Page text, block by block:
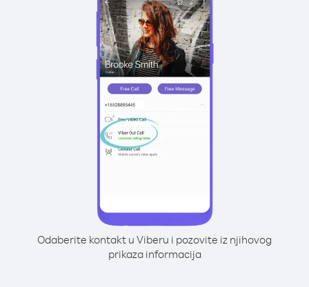
Odaberite kontakt u Viberu i pozovite iz njihovog
prikaza informacija